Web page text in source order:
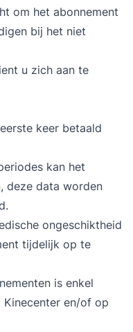
om het abonnement
bij het niet
u zich aan te
keer betaald
kan het
deze data worden
ongeschiktheid
tijdelijk op te
is enkel
en/of op